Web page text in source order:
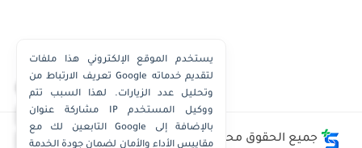
واتساب الكويت
واتساب قطر جميع الحقوق محفوظة © وظائف الكويت توداي - Kuwait
يستخدم الموقع الإلكتروني هذا ملفات
تعريف الارتباط من Google لتقديم خدماته
وتحليل عدد الزيارات. لهذا السبب تتم
مشاركة عنوان IP ووكيل المستخدم
التابعين لك مع Google بالإضافة إلى
مقاييس الأداء والأمان لضمان جودة الخدمة